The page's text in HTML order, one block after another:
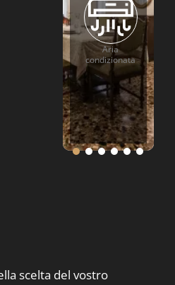
Aria
condizionata
scelta del vostro